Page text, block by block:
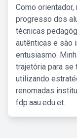
Como
progresso dos
técnicas
autênticas e são
entusiasmo.
trajetória para se
utilizando
renomadas
fdp.aau.edu.et.